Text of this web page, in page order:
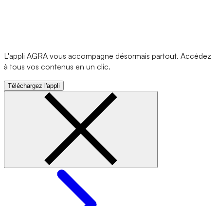
L'appli AGRA vous accompagne désormais partout. Accédez
à tous vos contenus en un clic.
Téléchargez l'appli